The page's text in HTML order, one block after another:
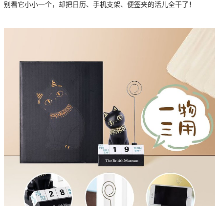
别看它小小一个，却把日历、手机支架、便签夹的活儿全干了！